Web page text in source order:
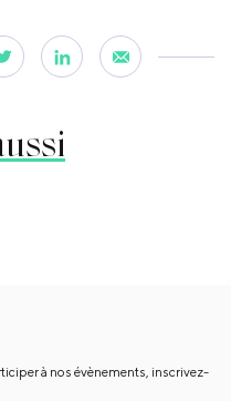
à nos évènements, inscrivez-